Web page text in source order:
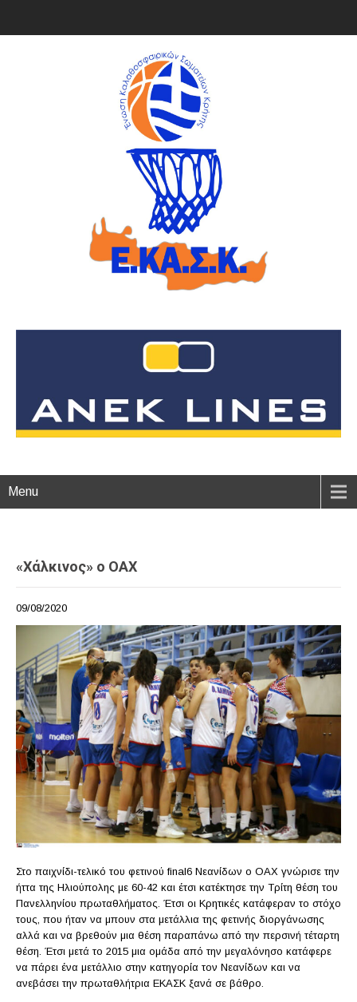
Menu
«Χάλκινος» ο ΟΑΧ
09/08/2020
Στο παιχνίδι-τελικό του φετινού final6 Νεανίδων ο ΟΑΧ γνώρισε την
ήττα της Ηλιούπολης με 60-42 και έτσι κατέκτησε την Τρίτη θέση του
Πανελληνίου πρωταθλήματος. Έτσι οι Κρητικές κατάφεραν το στόχο
τους, που ήταν να μπουν στα μετάλλια της φετινής διοργάνωσης
αλλά και να βρεθούν μια θέση παραπάνω από την περσινή τέταρτη
θέση. Έτσι μετά το 2015 μια ομάδα από την μεγαλόνησο κατάφερε
να πάρει ένα μετάλλιο στην κατηγορία τον Νεανίδων και να
ανεβάσει την πρωταθλήτρια ΕΚΑΣΚ ξανά σε βάθρο.